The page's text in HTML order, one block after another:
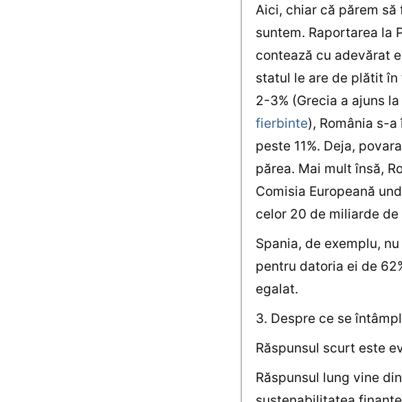
Aici, chiar că părem să
suntem. Raportarea la
contează cu adevărat
statul le are de plătit în
2-3% (Grecia a ajuns
fierbinte), România s-
peste 11%. Deja,
părea. Mai mult însă,
Comisia Europeană
celor 20 de miliarde
Spania, de exemplu,
pentru datoria ei de
egalat.
3. Despre ce se
Răspunsul scurt este
Răspunsul lung vine